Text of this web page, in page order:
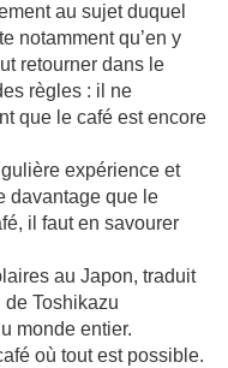
au sujet duquel
notamment qu’en y
retourner dans le
règles : il ne
que le café est encore
expérience et
davantage que le
il faut en savourer
au Japon, traduit
Toshikazu
monde entier.
où tout est possible.